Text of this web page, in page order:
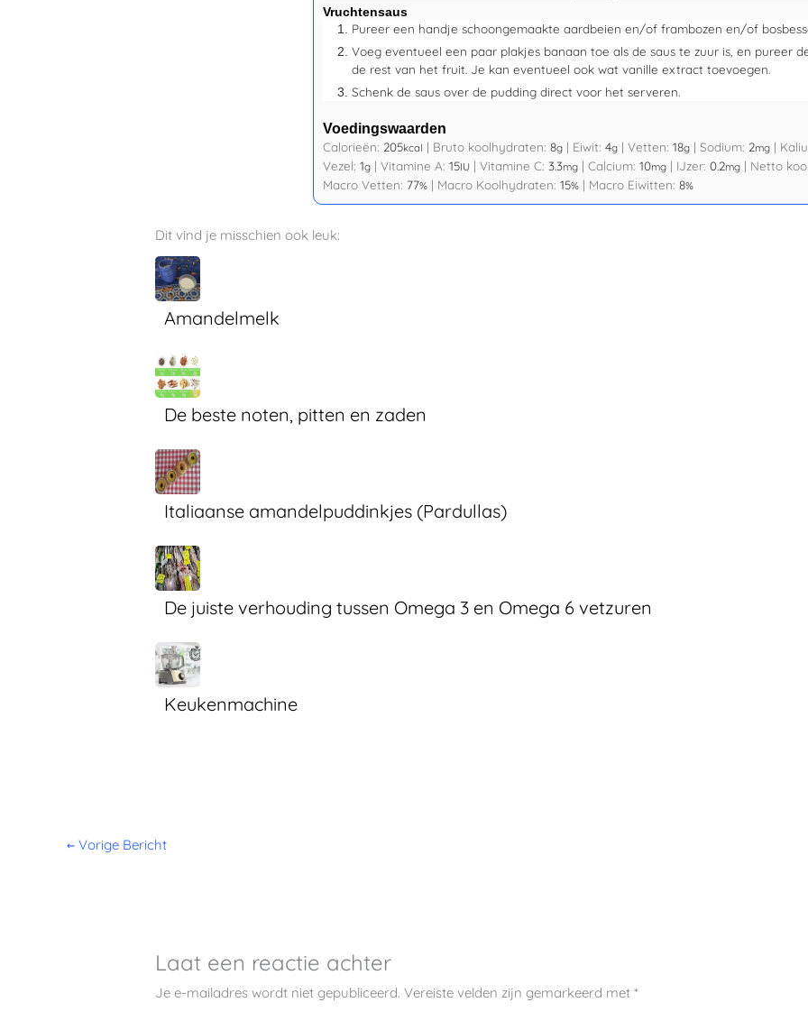
Vruchtensaus
Pureer een handje schoongemaakte aardbeien en/of frambozen en/of
Voeg eventueel een paar plakjes banaan toe als de saus te zuur is, en pureer
de rest van het fruit. Je kan eventueel ook wat vanille extract toevoegen.
Schenk de saus over de pudding direct voor het serveren.
Voedingswaarden
Calorieën: 205kcal | Bruto koolhydraten: 8g | Eiwit: 4g | Vetten: 18g | Sodium: 2mg |
Vezel: 1g | Vitamine A: 15IU | Vitamine C: 3.3mg | Calcium: 10mg | IJzer: 0.2mg | Netto
Macro Vetten: 77% | Macro Koolhydraten: 15% | Macro Eiwitten: 8%
Dit vind je misschien ook leuk:
Amandelmelk
De beste noten, pitten en zaden
Italiaanse amandelpuddinkjes (Pardullas)
De juiste verhouding tussen Omega 3 en Omega 6 vetzuren
Keukenmachine
← Vorige Bericht
Laat een reactie achter
Je e-mailadres wordt niet gepubliceerd. Vereiste velden zijn gemarkeerd met*